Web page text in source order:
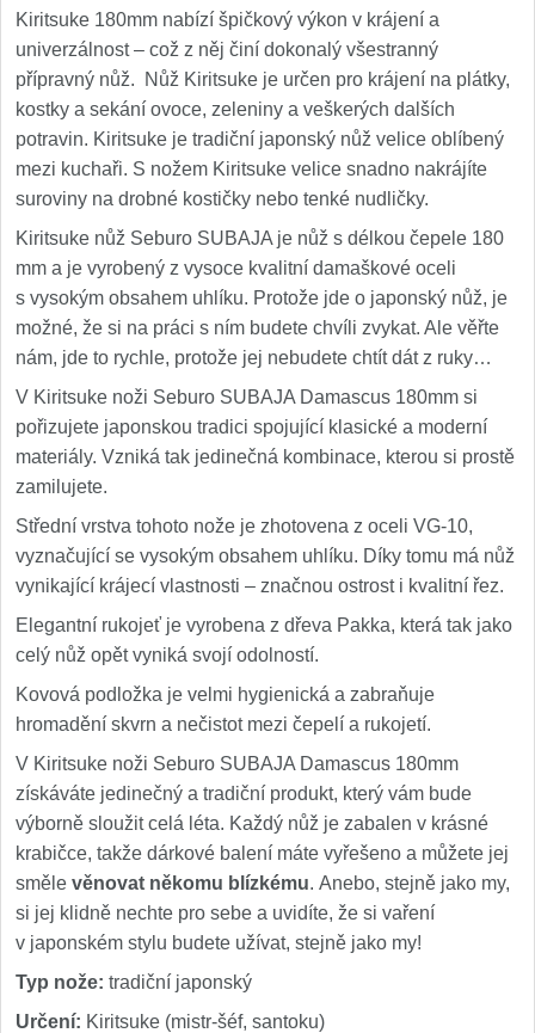
Kiritsuke 180mm nabízí špičkový výkon v krájení a
univerzálnost – což z něj činí dokonalý všestranný
přípravný nůž. Nůž Kiritsuke je určen pro krájení na plátky,
kostky a sekání ovoce, zeleniny a veškerých dalších
potravin. Kiritsuke je tradiční japonský nůž velice oblíbený
mezi kuchaři. S nožem Kiritsuke velice snadno nakrájíte
suroviny na drobné kostičky nebo tenké nudličky.
Kiritsuke nůž Seburo SUBAJA je nůž s délkou čepele 180
mm a je vyrobený z vysoce kvalitní damaškové oceli
s vysokým obsahem uhlíku. Protože jde o japonský nůž, je
možné, že si na práci s ním budete chvíli zvykat. Ale věřte
nám, jde to rychle, protože jej nebudete chtít dát z ruky…
V Kiritsuke noži Seburo SUBAJA Damascus 180mm si
pořizujete japonskou tradici spojující klasické a moderní
materiály. Vzniká tak jedinečná kombinace, kterou si prostě
zamilujete.
Střední vrstva tohoto nože je zhotovena z oceli VG-10,
vyznačující se vysokým obsahem uhlíku. Díky tomu má nůž
vynikající krájecí vlastnosti – značnou ostrost i kvalitní řez.
Elegantní rukojeť je vyrobena z dřeva Pakka, která tak jako
celý nůž opět vyniká svojí odolností.
Kovová podložka je velmi hygienická a zabraňuje
hromadění skvrn a nečistot mezi čepelí a rukojetí.
V Kiritsuke noži Seburo SUBAJA Damascus 180mm
získáváte jedinečný a tradiční produkt, který vám bude
výborně sloužit celá léta. Každý nůž je zabalen v krásné
krabičce, takže dárkové balení máte vyřešeno a můžete jej
směle věnovat někomu blízkému. Anebo, stejně jako my,
si jej klidně nechte pro sebe a uvidíte, že si vaření
v japonském stylu budete užívat, stejně jako my!
Typ nože: tradiční japonský
Určení: Kiritsuke (mistr-šéf, santoku)